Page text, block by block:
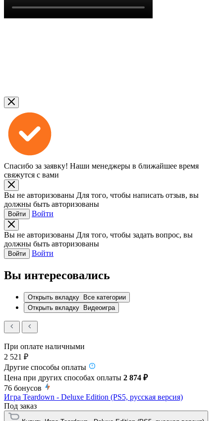
Спасибо за заявку! Наши менеджеры в ближайшее время
свяжутся с вами
Вы не авторизованы Для того, чтобы написать отзыв, вы
должны быть авторизованы
Войти Войти
Вы не авторизованы Для того, чтобы задать вопрос, вы
должны быть авторизованы
Войти Войти
Вы интересовались
Открыть вкладку
Все категории
Открыть вкладку
Видеоигра
При оплате наличными
2 521 ₽
Другие способы оплаты
Цена при других способах оплаты 2 874 ₽
76 бонусов
Игра Teardown - Deluxe Edition (PS5, русская версия)
Под заказ